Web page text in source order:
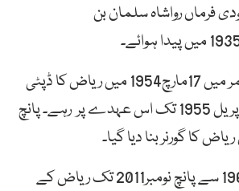
فرماں رواشاہ سلمان بن
انہیں 19 سال کی عمر میں 17مارچ1954 میں ریاض کا ڈپٹی
گورنربنایا گیا اور 19 اپریل 1955 تک اس عہدے پر رہے۔ پانچ
سعودی فرماں روا 1963 سے پانچ نومبر2011 تک ریاض کے